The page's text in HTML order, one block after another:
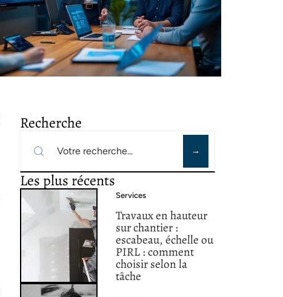
Recherche
Les plus récents
Services
Travaux en hauteur
sur chantier :
escabeau, échelle ou
PIRL : comment
choisir selon la
tâche